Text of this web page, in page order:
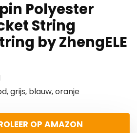
Polyester
String
by ZhengELE
grijs, blauw, oranje
OP AMAZON